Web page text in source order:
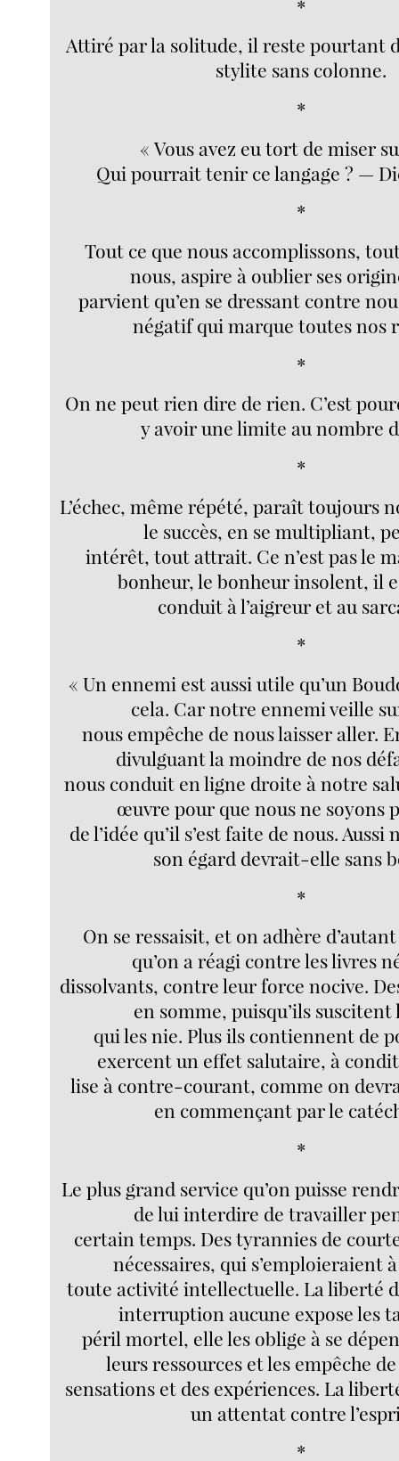
*
Attiré par la solitude, il reste pourtant
stylite sans colonne.
*
« Vous avez eu tort de miser
Qui pourrait tenir ce langage ? —
*
Tout ce que nous accomplissons,
nous, aspire à oublier ses
parvient qu’en se dressant contre
négatif qui marque toutes nos
*
On ne peut rien dire de rien. C’est
y avoir une limite au nombre
*
L’échec, même répété, paraît toujours
le succès, en se multipliant,
intérêt, tout attrait. Ce n’est pas le
bonheur, le bonheur insolent, il
conduit à l’aigreur et au
*
« Un ennemi est aussi utile qu’un
cela. Car notre ennemi veille
nous empêche de nous laisser aller.
divulguant la moindre de nos
nous conduit en ligne droite à notre
œuvre pour que nous ne soyons
de l’idée qu’il s’est faite de nous.
son égard devrait-elle sans
*
On se ressaisit, et on adhère
qu’on a réagi contre les livres
dissolvants, contre leur force nocive.
en somme, puisqu’ils suscitent
qui les nie. Plus ils contiennent de
exercent un effet salutaire, à
lise à contre-courant, comme on
en commençant par le
*
Le plus grand service qu’on puisse
de lui interdire de travailler
certain temps. Des tyrannies de
nécessaires, qui s’emploieraient
toute activité intellectuelle. La liberté
interruption aucune expose les
péril mortel, elle les oblige à se
leurs ressources et les empêche
sensations et des expériences. La
un attentat contre
*